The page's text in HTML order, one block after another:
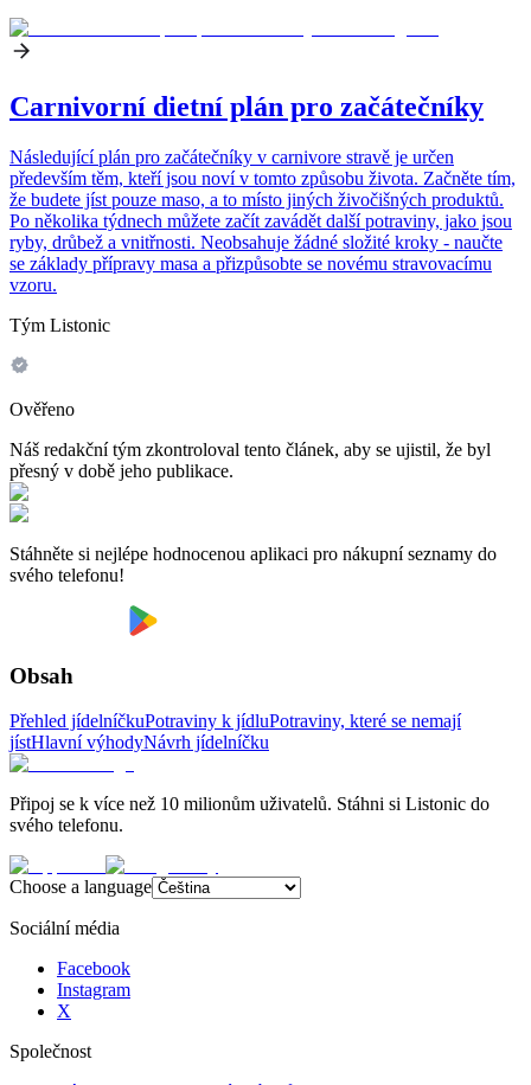
Carnivorní dietní plán pro začátečníky
Následující plán pro začátečníky v carnivore stravě je určen
především těm, kteří jsou noví v tomto způsobu života. Začněte tím,
že budete jíst pouze maso, a to místo jiných živočišných produktů.
Po několika týdnech můžete začít zavádět další potraviny, jako jsou
ryby, drůbež a vnitřnosti. Neobsahuje žádné složité kroky - naučte
se základy přípravy masa a přizpůsobte se novému stravovacímu
vzoru.
Tým Listonic
Ověřeno
Náš redakční tým zkontroloval tento článek, aby se ujistil, že byl
přesný v době jeho publikace.
Stáhněte si nejlépe hodnocenou aplikaci pro nákupní seznamy do
svého telefonu!
Obsah
Přehled jídelníčkuPotraviny k jídluPotraviny, které se nemají
jístHlavní výhodyNávrh jídelníčku
Připoj se k více než 10 milionům uživatelů. Stáhni si Listonic do
svého telefonu.
Choose a language
Sociální média
Facebook
Instagram
X
Společnost